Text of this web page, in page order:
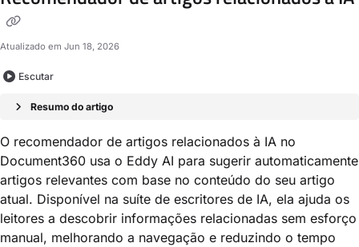
Atualizado em Jun 18, 2026
Escutar
Resumo do artigo
O recomendador de artigos relacionados à IA no
Document360 usa o Eddy AI para sugerir automaticamente
artigos relevantes com base no conteúdo do seu artigo
atual. Disponível na suíte de escritores de IA, ela ajuda os
leitores a descobrir informações relacionadas sem esforço
manual, melhorando a navegação e reduzindo o tempo